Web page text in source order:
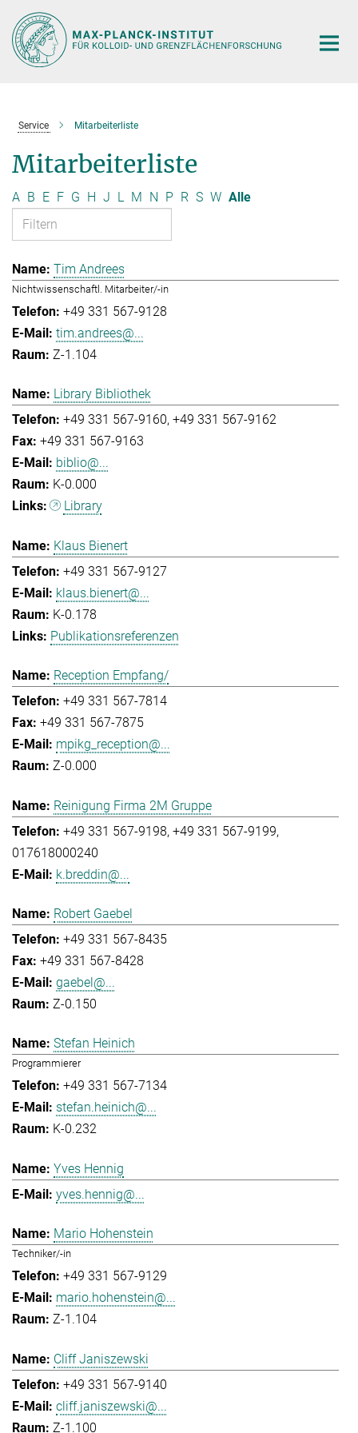
Hauptinhalt
Service Mitarbeiterliste
Mitarbeiterliste
A B E F G H J L M N P R S W Alle
Tim Andrees
Nichtwissenschaftl. Mitarbeiter/-in
+49 331 567-9128
tim.andrees@...
Z-1.104
Library Bibliothek
+49 331 567-9160 +49 331 567-9162
+49 331 567-9163
biblio@...
K-0.000
Library
Klaus Bienert
+49 331 567-9127
klaus.bienert@...
K-0.178
Publikationsreferenzen
Reception Empfang/
+49 331 567-7814
+49 331 567-7875
mpikg_reception@...
Z-0.000
Reinigung Firma 2M Gruppe
+49 331 567-9198 +49 331 567-9199
017618000240
k.breddin@...
Robert Gaebel
+49 331 567-8435
+49 331 567-8428
gaebel@...
Z-0.150
Stefan Heinich
Programmierer
+49 331 567-7134
stefan.heinich@...
K-0.232
Yves Hennig
yves.hennig@...
Mario Hohenstein
Techniker/-in
+49 331 567-9129
mario.hohenstein@...
Z-1.104
Cliff Janiszewski
+49 331 567-9140
cliff.janiszewski@...
Z-1.100